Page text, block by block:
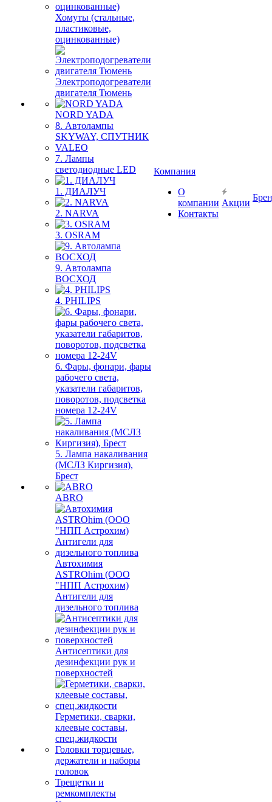
Хомуты (стальные,
пластиковые,
оцинкованные)
Электроподогреватели
двигателя Тюмень
NORD YADA
8. Автолампы
SKYWAY, СПУТНИК
VALEO
7. Лампы
светодиодные LED
1. ДИАЛУЧ
2. NARVA
3. OSRAM
9. Автолампа
ВОСХОД
4. PHILIPS
6. Фары, фонари, фары
рабочего света,
указатели габаритов,
поворотов, подсветка
номера 12-24V
5. Лампа накаливания
(МСЛЗ Киргизия),
Брест
ABRO
Автохимия
ASTROhim (ООО
"НПП Астрохим)
Антигели для
дизельного топлива
Антисептики для
дезинфекции рук и
поверхностей
Герметики, сварки,
клеевые составы,
спец.жидкости
Головки торцевые,
держатели и наборы
головок
Трещетки и
ремкомплекты
Компания
О
компании
Контакты
Акции